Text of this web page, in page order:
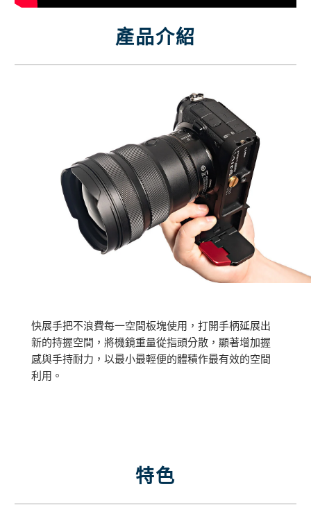
產品介紹
快展手把不浪費每一空間板塊使用，打開手柄延展出
新的持握空間，將機鏡重量從指頭分散，顯著增加握
感與手持耐力，以最小最輕便的體積作最有效的空間
利用。
特色